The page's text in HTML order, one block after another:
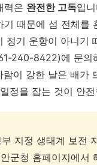
력은 완전한 고독입
기 때문에 섬 전체를
정기 운항이 아니기
240-8422)에 문의
람이 강한 날은 배가
정을 잡는 것이 안전
지정 생태계 보전
군청 홈페이지에서